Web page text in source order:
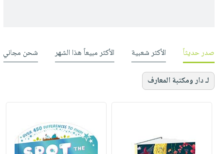
صدر حديثاً الأكثر شعبية الأكثر مبيعاً هذا الشهر شحن مجاني
لـ دار ومكتبة المعارف